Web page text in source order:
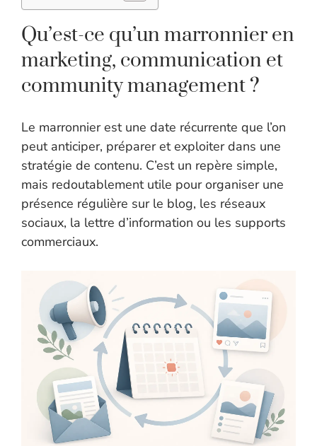
Qu’est-ce qu’un marronnier en
marketing, communication et
community management ?
Le marronnier est une date récurrente que l’on
peut anticiper, préparer et exploiter dans une
stratégie de contenu. C’est un repère simple,
mais redoutablement utile pour organiser une
présence régulière sur le blog, les réseaux
sociaux, la lettre d’information ou les supports
commerciaux.